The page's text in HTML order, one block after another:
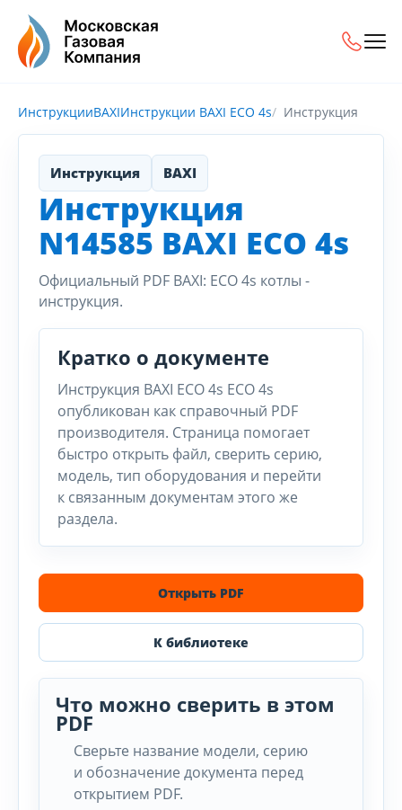
ИнструкцииBAXIИнструкции BAXI ECO 4s Инструкция
Инструкция BAXI
Инструкция
N14585 BAXI ECO 4s
Официальный PDF BAXI: ECO 4s котлы -
инструкция.
Кратко о документе
Инструкция BAXI ECO 4s ECO 4s
опубликован как справочный PDF
производителя. Страница помогает
быстро открыть файл, сверить серию,
модель, тип оборудования и перейти
к связанным документам этого же
раздела.
Открыть PDF
К библиотеке
Что можно сверить в этом
PDF
Сверьте название модели, серию
и обозначение документа перед
открытием PDF.